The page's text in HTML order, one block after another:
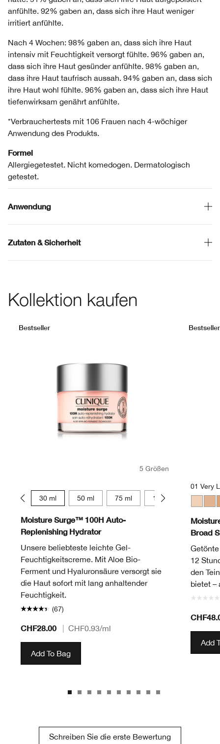
anfühlte. 92% gaben an, dass sich ihre Haut weniger
irritiert anfühlte.
Nach 4 Wochen: 98% gaben an, dass sich ihre Haut
intensiv mit Feuchtigkeit versorgt fühlte. 96% gaben an,
dass sich ihre Haut gesünder anfühlte. 98% gaben an,
dass ihre Haut taufrisch aussah. 94% gaben an, dass sich
ihre Haut wohl fühlte. 96% gaben an, dass sich ihre Haut
tiefenwirksam genährt anfühlte.
*Verbrauchertests mit 106 Frauen nach 4-wöchiger
Anwendung des Produkts.
Formel
Allergiegetestet. Nicht komedogen. Dermatologisch
getestet.
Anwendung
Zutaten & Sicherheit
Kollektion kaufen
Bestseller
5 Größen
30 ml 50 ml 75 ml 125 ml
Moisture Surge™ 100H Auto-
Replenishing Hydrator
Unsere beliebteste leichte Gel-
Feuchtigkeitscreme. Mit Aloe Bio-
Ferment und Hyaluronsäure versorgt sie
die Haut sofort mit lang anhaltender
Feuchtigkeit.
(67)
CHF28.00 CHF0.93/ml
Add To Bag
Bestseller
01 Very
Broad
12
den
bietet –
Add
Schreiben Sie die erste Bewertung